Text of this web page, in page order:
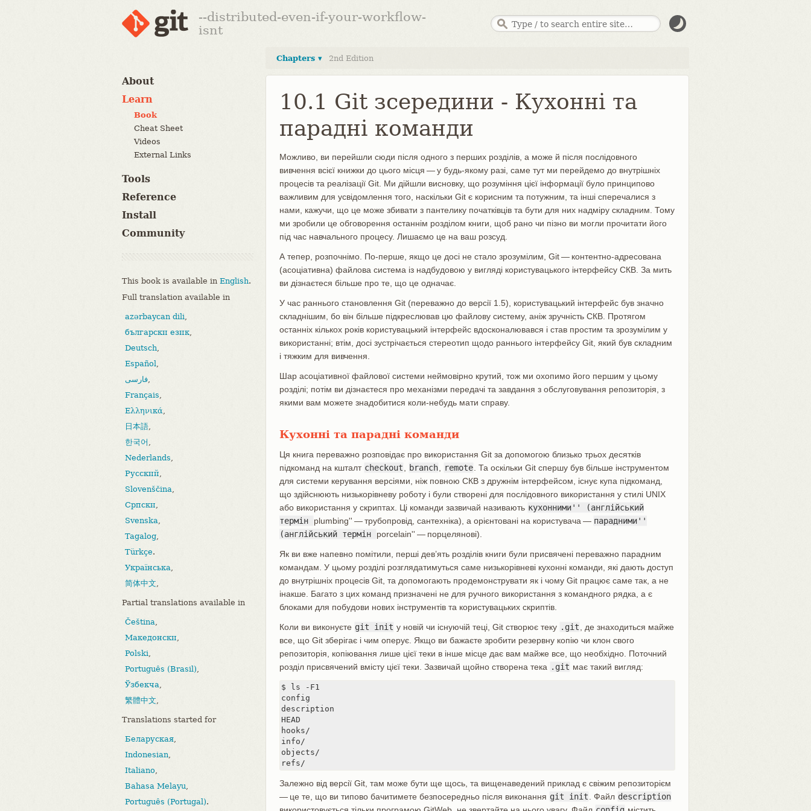
--distributed-even-if-your-workflow-
isnt
About
Learn
Book
Cheat Sheet
Videos
External Links
Tools
Reference
Install
Community
This book is available in English.
Full translation available in
azərbaycan dili,
български език,
Deutsch,
Español,
فارسی,
Français,
Ελληνικά,
日本語,
한국어 ,
Nederlands,
Русский,
Slovenščina,
Српски,
Svenska,
Tagalog,
Türkçe.
Українська,
简体中文,
Partial translations available in
Čeština,
Македонски,
Polski,
Português (Brasil),
Ўзбекча,
繁體中文,
Translations started for
Беларуская,
Indonesian,
Italiano,
Bahasa Melayu,
Português (Portugal).
Chapters ▾ 2nd Edition
10.1 Git зсередини - Кухонні та
парадні команди
Можливо, ви перейшли сюди після одного з перших розділів, а може й після послідовного
вивчення всієї книжки до цього місця — у будь-якому разі, саме тут ми перейдемо до внутрішніх
процесів та реалізації Git. Ми дійшли висновку, що розуміння цієї інформації було принципово
важливим для усвідомлення того, наскільки Git є корисним та потужним, та інші сперечалися з
нами, кажучи, що це може збивати з пантелику початківців та бути для них надміру складним. Тому
ми зробили це обговорення останнім розділом книги, щоб рано чи пізно ви могли прочитати його
під час навчального процесу. Лишаємо це на ваш розсуд.
А тепер, розпочнімо. По-перше, якщо це досі не стало зрозумілим, Git — контентно-адресована
(асоціативна) файлова система із надбудовою у вигляді користувацького інтерфейсу СКВ. За мить
ви дізнаєтеся більше про те, що це одначає.
У час раннього становлення Git (переважно до версії 1.5), користувацький інтерфейс був значно
складнішим, бо він більше підкреслював цю файлову систему, аніж зручність СКВ. Протягом
останніх кількох років користувацький інтерфейс вдосконалювався і став простим та зрозумілим у
використанні; втім, досі зустрічається стереотип щодо раннього інтерфейсу Git, який був складним
і тяжким для вивчення.
Шар асоціативної файлової системи неймовірно крутий, тож ми охопимо його першим у цьому
розділі; потім ви дізнаєтеся про механізми передачі та завдання з обслуговування репозиторія, з
якими вам можете знадобитися коли-небудь мати справу.
Кухонні та парадні команди
Ця книга переважно розповідає про використання Git за допомогою близько трьох десятків
підкоманд на кшталт checkout, branch, remote. Та оскільки Git спершу був більше інструментом
для системи керування версіями, ніж повною СКВ з дружнім інтерфейсом, існує купа підкоманд,
що здійснюють низькорівневу роботу і були створені для послідовного використання у стилі UNIX
або використання у скриптах. Ці команди зазвичай називають кухонними'' (англійський
термін
plumbing'' — трубопровід, сантехніка), а орієнтовані на користувача — парадними''
(англійський термін
porcelain'' — порцелянові).
Як ви вже напевно помітили, перші дев’ять розділів книги були присвячені переважно парадним
командам. У цьому розділі розглядатимуться саме низькорівневі кухонні команди, які дають доступ
до внутрішніх процесів Git, та допомогають продемонструвати як і чому Git працює саме так, а не
інакше. Багато з цих команд призначені не для ручного використання з командного рядка, а є
блоками для побудови нових інструментів та користувацьких скриптів.
Коли ви виконуєте git init у новій чи існуючій теці, Git створює теку .git, де знаходиться майже
все, що Git зберігає і чим оперує. Якщо ви бажаєте зробити резервну копію чи клон свого
репозиторія, копіювання лише цієї теки в інше місце дає вам майже все, що необхідно. Поточний
розділ присвячений вмісту цієї теки. Зазвичай щойно створена тека .git має такий вигляд:
$ ls -F1
config
description
HEAD
hooks/
info/
objects/
refs/
Залежно від версії Git, там може бути ще щось, та вищенаведений приклад є свіжим репозиторієм
— це те, що ви типово бачитимете безпосередньо після виконання git init. Файл description